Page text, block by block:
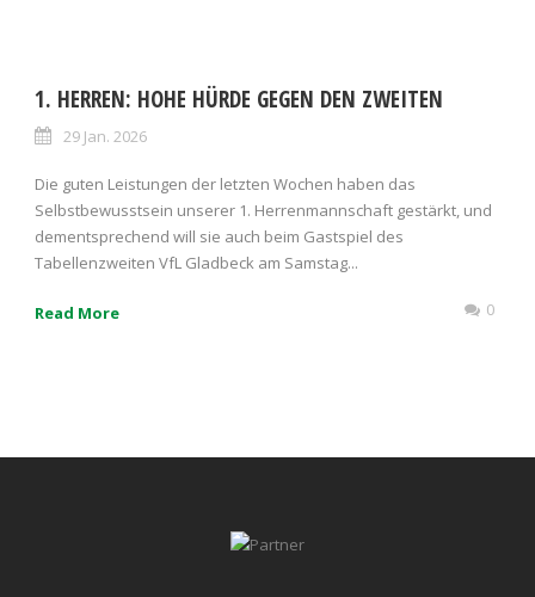
1. HERREN: HOHE HÜRDE GEGEN DEN ZWEITEN
29 Jan. 2026
Die guten Leistungen der letzten Wochen haben das
Selbstbewusstsein unserer 1. Herrenmannschaft gestärkt, und
dementsprechend will sie auch beim Gastspiel des
Tabellenzweiten VfL Gladbeck am Samstag...
Read More 0